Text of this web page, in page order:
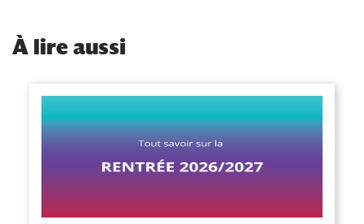
À lire aussi